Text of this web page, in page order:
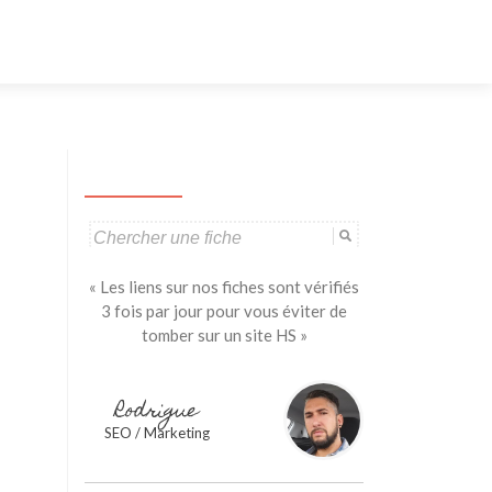
Search
« Les liens sur nos fiches sont vérifiés
3 fois par jour pour vous éviter de
tomber sur un site HS »
Rodrigue
SEO / Marketing